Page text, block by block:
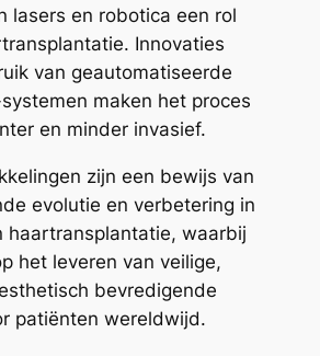
lasers en robotica een rol
Innovaties
van geautomatiseerde
maken het proces
en minder invasief.
zijn een bewijs van
evolutie en verbetering in
haartransplantatie, waarbij
het leveren van veilige,
bevredigende
patiënten wereldwijd.